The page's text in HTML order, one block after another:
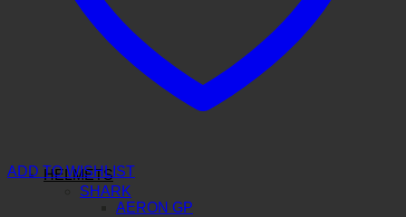
HELMETS
SHARK
AERON GP
ADD TO WISHLIST